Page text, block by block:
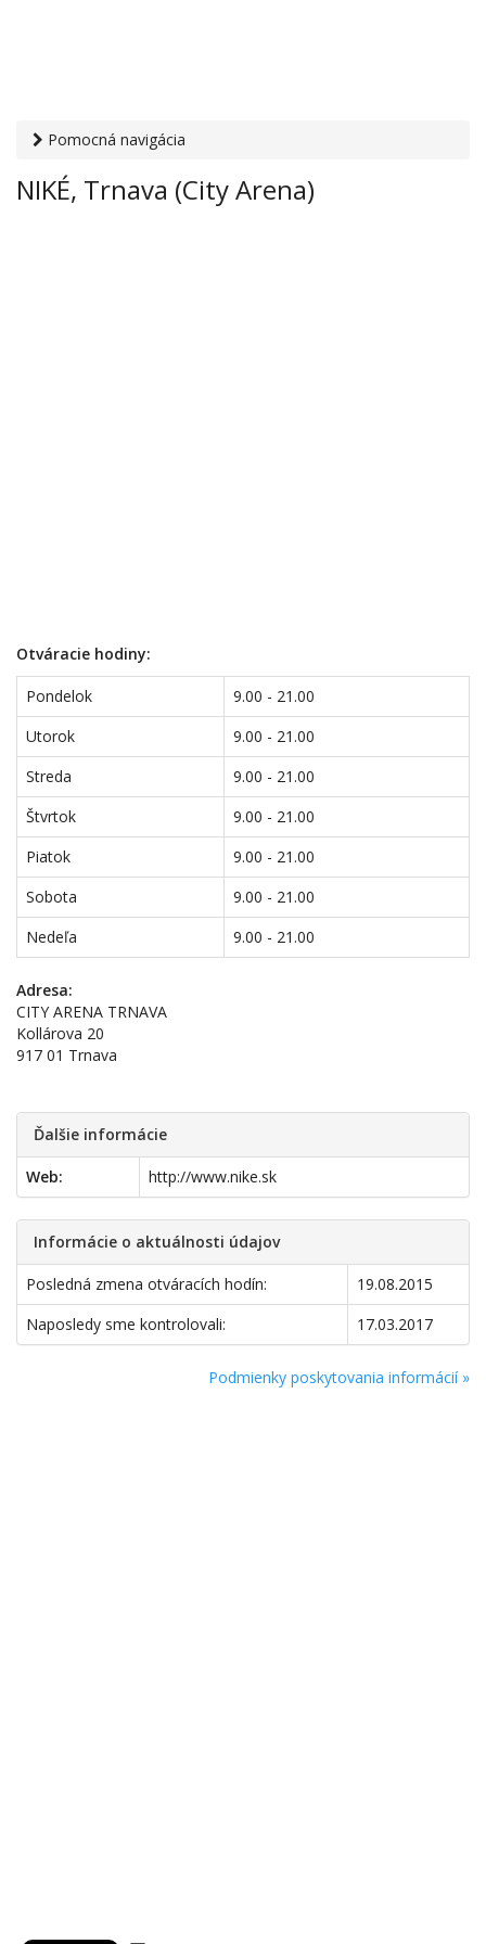
Pomocná navigácia
Trnava (City Arena)
NIKÉ, Trnava (City Arena)
Otváracie hodiny:
Pondelok
9.00 - 21.00
Utorok
9.00 - 21.00
Streda
9.00 - 21.00
Štvrtok
9.00 - 21.00
Piatok
9.00 - 21.00
Sobota
9.00 - 21.00
Nedeľa
9.00 - 21.00
Adresa:
CITY ARENA TRNAVA
Kollárova 20
917 01 Trnava
Ďalšie informácie
Web: http://www.nike.sk
Informácie o aktuálnosti údajov
Posledná zmena otváracích hodín:
19.08.2015
Naposledy sme kontrolovali:
17.03.2017
Podmienky poskytovania informácií »